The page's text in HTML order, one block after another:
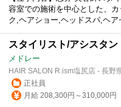
容室での施術を中心とした、
ク,ヘアショー,ヘッドスパ,ヘア
スタイリスト/アシスタン
メドレー
HAIR SALON R.ism塩尻店 - 長野
正社員
月給 208,300円～310,000円